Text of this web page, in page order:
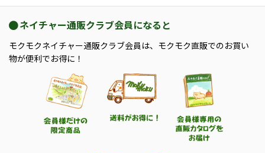
ネイチャー通販クラブ会員になると
モクモクネイチャー通販クラブ会員は、モクモク直販でのお買い
物が便利でお得に！